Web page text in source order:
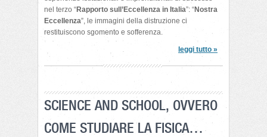
nel terzo “Rapporto sull’Eccellenza in Italia”: “Nostra
Eccellenza”, le immagini della distruzione ci
restituiscono sgomento e sofferenza.
leggi tutto »
SCIENCE AND SCHOOL, OVVERO
COME STUDIARE LA FISICA…